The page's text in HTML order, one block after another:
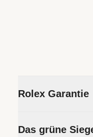
Rolex Garantie
Zeitmesser
Das grüne